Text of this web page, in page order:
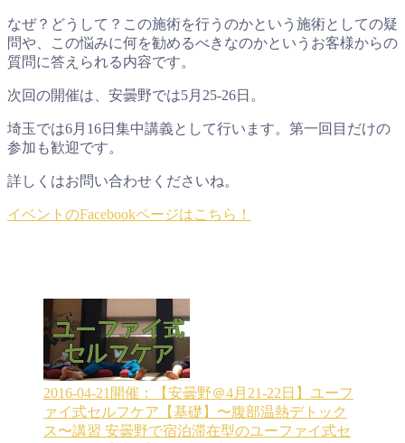
なぜ？どうして？この施術を行うのかという施術としての疑
問や、この悩みに何を勧めるべきなのかというお客様からの
質問に答えられる内容です。
次回の開催は、安曇野では5月25-26日。
埼玉では6月16日集中講義として行います。第一回目だけの
参加も歓迎です。
詳しくはお問い合わせくださいね。
イベントのFacebookページはこちら！
2016-04-21開催：【安曇野＠4月21-22日】ユーフ
ァイ式セルフケア【基礎】〜腹部温熱デトック
ス〜講習 安曇野で宿泊滞在型のユーファイ式セ